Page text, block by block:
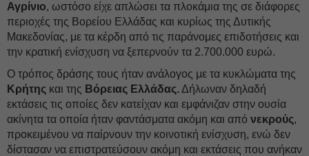
Αγρίνιο, ωστόσο είχε απλώσει τα πλοκάμια της σε διάφορες
περιοχές της Βορείου Ελλάδας και κυρίως της Δυτικής
Μακεδονίας, με τα κέρδη από τις παράνομες επιδοτήσεις και
την κρατική ενίσχυση να ξεπερνούν τα 2.700.000 ευρώ.
Ο τρόπος δράσης τους ήταν ανάλογος με τα κυκλώματα της
Κρήτης και της Βόρειας Ελλάδας.Δήλωναν δηλαδή
εκτάσεις τις οποίες δεν κατείχαν και εμφάνιζαν στην ουσία
ακίνητα τα οποία ήταν φαντάσματα ακόμη και από νεκρούς,
προκειμένου να παίρνουν την κοινοτική ενίσχυση, ενώ δεν
δίστασαν να επιστρατεύσουν ακόμη και εκτάσεις που ανήκαν